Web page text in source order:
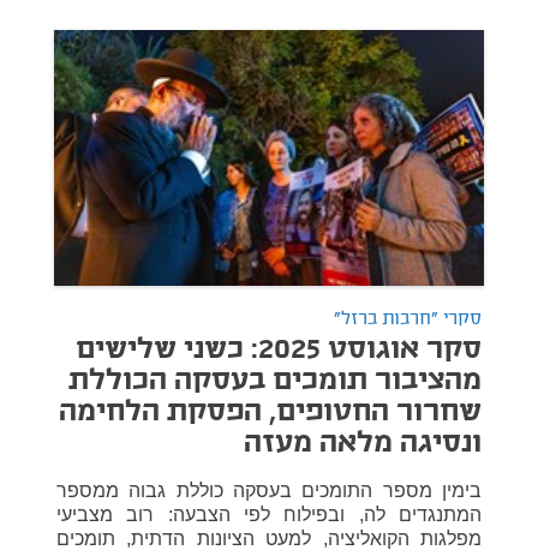
סקרי "חרבות ברזל"
סקר אוגוסט 2025: כשני שלישים
מהציבור תומכים בעסקה הכוללת
שחרור החטופים, הפסקת הלחימה
ונסיגה מלאה מעזה
בימין מספר התומכים בעסקה כוללת גבוה ממספר
המתנגדים לה, ובפילוח לפי הצבעה: רוב מצביעי
מפלגות הקואליציה, למעט הציונות הדתית, תומכים